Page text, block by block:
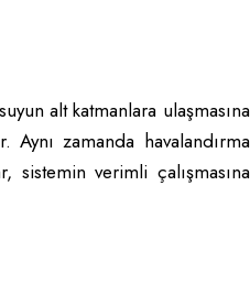
alt katmanlara ulaşmasına
zamanda havalandırma
sistemin verimli çalışmasına